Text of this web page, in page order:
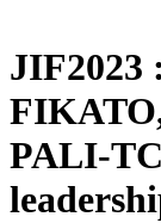
JIF2023
PALI-